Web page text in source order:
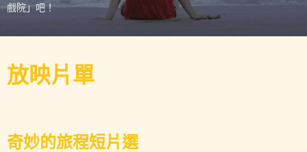
戲院」吧！
放映片單
奇妙的旅程短片選